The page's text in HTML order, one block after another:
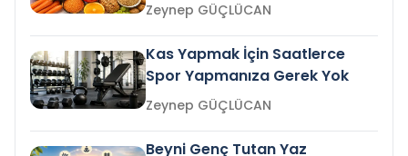
Zeynep GÜÇLÜCAN
Kas Yapmak İçin Saatlerce
Spor Yapmanıza Gerek Yok
Zeynep GÜÇLÜCAN
Beyni Genç Tutan Yaz